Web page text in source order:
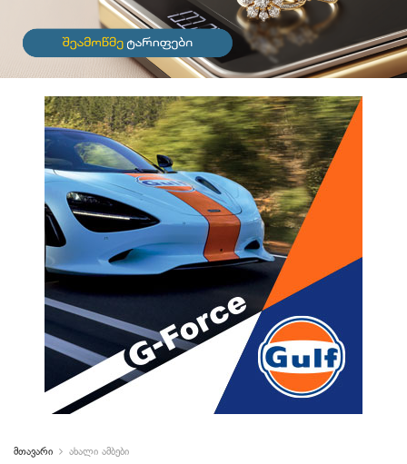
მთავარი ახალი ამბები